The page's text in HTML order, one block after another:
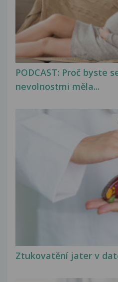
PODCAST: Proč byste
nevolnostmi měla...
Ztukovatění jater v